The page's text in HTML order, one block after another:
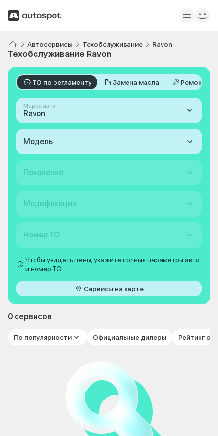
Автосервисы Техобслуживание Ravon
Техобслуживание Ravon
ТО по регламенту Замена масла Ремонт
Марка авто
Ravon
Модель
Поколение
Модификация
Номер ТО
Чтобы увидеть цены, укажите полные параметры авто
и номер ТО
Сервисы на карте
0 сервисов
По популярности Официальные дилеры Рейтинг